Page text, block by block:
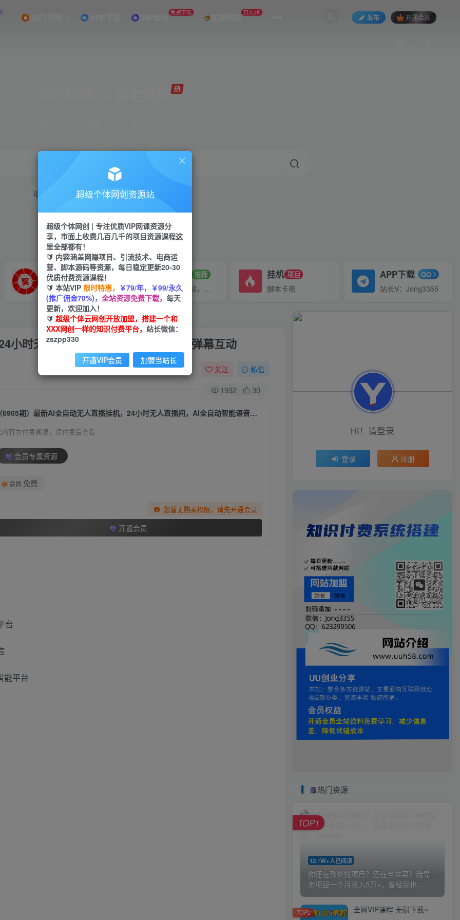
热门项目 APP下载 VIP会员 免费下载 加盟网站 日入2K
发布 开通会员
项目 引流 短视频 小红书
VIP推广
70%分佣
会员专属推广链接
招募站长 推荐
搭建同款网站，自己当老板
挂机 项目
脚本卡密
APP下载 GO
站长V：Jong3355
小时无人直播间，AI全自动智能语音弹幕互动
关注 私信
1932 30
（6905期）最新AI全自动无人直播挂机，24小时无人直播间，AI全自动智能语音弹幕互动
内容为付费阅读，请付费后查看
会员专属资源
会员 免费
您暂无购买权限，请先开通会员
开通会员
台
能平台
HI！请登录
登录 注册
热门资源
12.1W+人已阅读
你还在到处找项目？还在当韭菜？我靠
卖项目一个月收入5万+，曾经我也...
TOP1
全网VIP课程 无损下载~
TOP2
超级个体网创资源站
超级个体网创 | 专注优质VIP网课资源分
享，市面上收费几百几千的项目资源课程这
里全部都有！
🔰 内容涵盖网赚项目、引流技术、电商运
营、脚本源码等资源，每日稳定更新20-30
优质付费资源课程！
🔰 本站VIP 限时特惠， ￥79/年，￥99/永久
(推广佣金70%)， 全站资源免费下载， 每天
更新，欢迎加入！
🔰 超级个体云网创开放加盟，搭建一个和
XXX网创一样的知识付费平台， 站长微信：
zszpp330
开通VIP会员 加盟当站长